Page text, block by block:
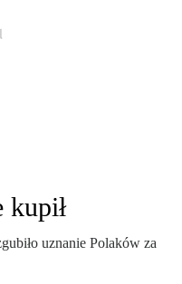
kupił
uznanie Polaków za